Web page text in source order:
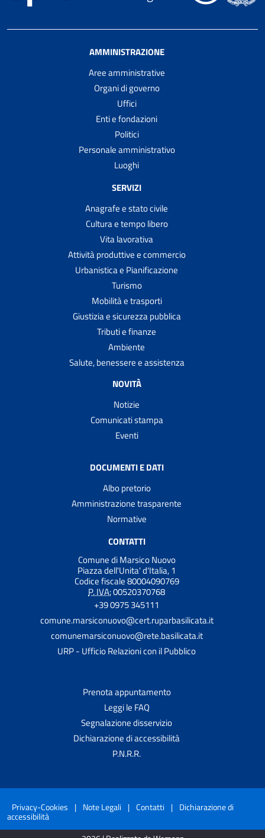
AMMINISTRAZIONE
Aree amministrative
Organi di governo
Uffici
Enti e fondazioni
Politici
Personale amministrativo
Luoghi
SERVIZI
Anagrafe e stato civile
Cultura e tempo libero
Vita lavorativa
Attività produttive e commercio
Urbanistica e Pianificazione
Turismo
Mobilità e trasporti
Giustizia e sicurezza pubblica
Tributi e finanze
Ambiente
Salute, benessere e assistenza
NOVITÀ
Notizie
Comunicati stampa
Eventi
DOCUMENTI E DATI
Albo pretorio
Amministrazione trasparente
Normative
CONTATTI
Comune di Marsico Nuovo
Piazza dell'Unita' d'Italia, 1
Codice fiscale 80004090769
P. IVA:00520370768
+39 0975 345111
comune.marsiconuovo@cert.ruparbasilicata.it
comunemarsiconuovo@rete.basilicata.it
URP - Ufficio Relazioni con il Pubblico
Prenota appuntamento
Leggi le FAQ
Segnalazione disservizio
Dichiarazione di accessibilità
P.N.R.R.
Privacy-Cookies | Note Legali | Contatti | Dichiarazione di
accessibilità